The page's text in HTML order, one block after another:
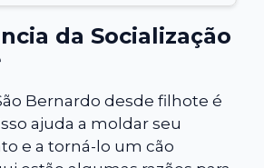
da Socialização
Bernardo desde filhote é
ajuda a moldar seu
e a torná-lo um cão